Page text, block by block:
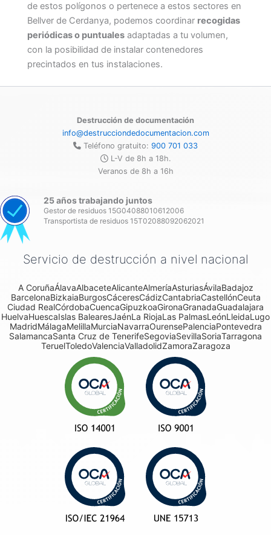
de estos polígonos o pertenece a estos sectores en
Bellver de Cerdanya, podemos coordinar recogidas
periódicas o puntuales adaptadas a tu volumen,
con la posibilidad de instalar contenedores
precintados en tus instalaciones.
Destrucción de documentación
info@destrucciondedocumentacion.com
Teléfono gratuito: 900 701 033
L-V de 8h a 18h.
Veranos de 8h a 16h
25 años trabajando juntos
Gestor de residuos 15G04088010612006
Transportista de residuos 15T02088092062021
Servicio de destrucción a nivel nacional
A CoruñaÁlavaAlbaceteAlicanteAlmeríaAsturiasÁvilaBadajoz
BarcelonaBizkaiaBurgosCáceresCádizCantabriaCastellónCeuta
Ciudad RealCórdobaCuencaGipuzkoaGironaGranadaGuadalajara
HuelvaHuescaIslas BalearesJaénLa RiojaLas PalmasLeónLleidaLugo
MadridMálagaMelillaMurciaNavarraOurensePalenciaPontevedra
SalamancaSanta Cruz de TenerifeSegoviaSevillaSoriaTarragona
TeruelToledoValenciaValladolidZamoraZaragoza